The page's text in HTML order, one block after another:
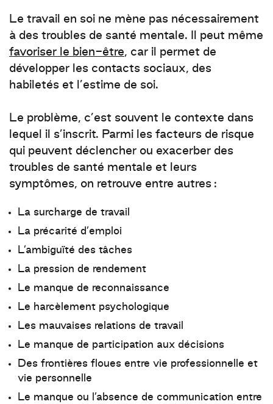
Le travail en soi ne mène pas nécessairement
à des troubles de santé mentale. Il peut même
favoriser le bien-être, car il permet de
développer les contacts sociaux, des
habiletés et l’estime de soi.
Le problème, c’est souvent le contexte dans
lequel il s’inscrit. Parmi les facteurs de risque
qui peuvent déclencher ou exacerber des
troubles de santé mentale et leurs
symptômes, on retrouve entre autres :
La surcharge de travail
La précarité d’emploi
L’ambiguïté des tâches
La pression de rendement
Le manque de reconnaissance
Le harcèlement psychologique
Les mauvaises relations de travail
Le manque de participation aux décisions
Des frontières floues entre vie professionnelle et
vie personnelle
Le manque ou l’absence de communication entre